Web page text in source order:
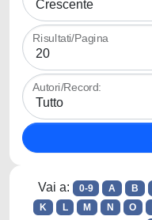
Risultati/Pagina
Autori/Record:
Vai a: 0-9 A B
K
L M N O